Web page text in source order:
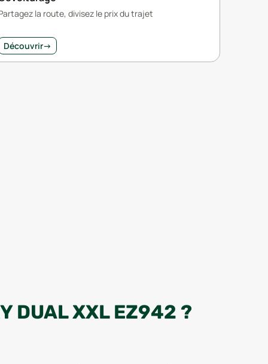
la route, divisez le prix du trajet
Découvrir→
DUAL XXL EZ942 ?